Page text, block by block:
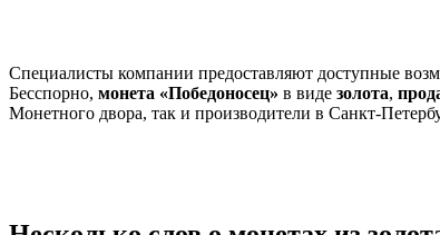
Специалисты компании предоставляют доступные
Бесспорно, монета «Победоносец» в виде золота,
Монетного двора, так и производители в Санкт-